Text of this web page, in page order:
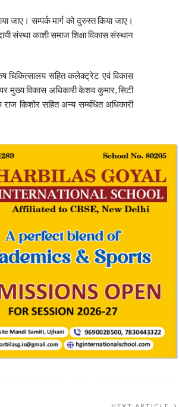
जाए। सम्पर्क मार्ग को दुरुस्त किया जाए।
संस्था काशी समाज शिक्षा विकास संस्थान
चिकित्सालय सहित कलेक्ट्रेट एवं विकास
मुख्य विकास अधिकारी केशव कुमार, सिटी
किशोर सहित अन्य सम्बंधित अधिकारी